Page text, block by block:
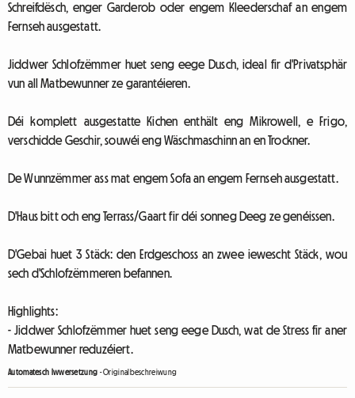
Schreifdësch, enger Garderob oder engem Kleederschaf an engem
Fernseh ausgestatt.
Jiddwer Schlofzëmmer huet seng eege Dusch, ideal fir d'Privatsphär
vun all Matbewunner ze garantéieren.
Déi komplett ausgestatte Kichen enthält eng Mikrowell, e Frigo,
verschidde Geschir, souwéi eng Wäschmaschinn an en Trockner.
De Wunnzëmmer ass mat engem Sofa an engem Fernseh ausgestatt.
D'Haus bitt och eng Terrass/Gaart fir déi sonneg Deeg ze genéissen.
D'Gebai huet 3 Stäck: den Erdgeschoss an zwee iewescht Stäck, wou
sech d'Schlofzëmmeren befannen.
Highlights:
- Jiddwer Schlofzëmmer huet seng eege Dusch, wat de Stress fir aner
Matbewunner reduzéiert.
Automatesch Iwwersetzung -Originalbeschreiwung